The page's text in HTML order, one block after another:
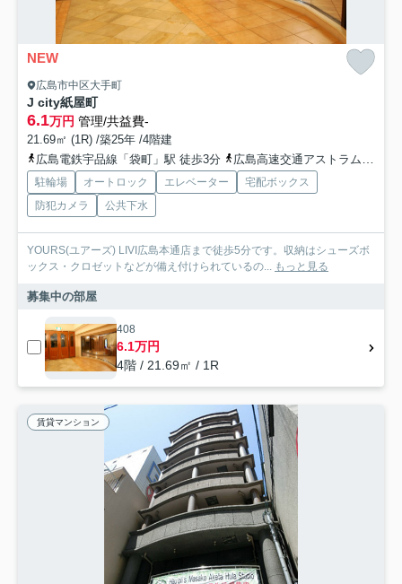
NEW
広島市中区大手町
J city紙屋町
6.1万円 管理/共益費-
21.69㎡ (1R) /築25年 /4階建
広島電鉄宇品線「袋町」駅 徒歩3分
広島高速交通アストラムライン「本通」駅 徒歩4分
駐輪場 オートロック エレベーター
宅配ボックス
防犯カメラ
公共下水
YOURS(ユアーズ) LIVI広島本通店まで徒歩5分です。収納はシューズボ
ックス・クロゼットなどが備え付けられているの... もっと見る
募集中の部屋
408
6.1万円
4階 / 21.69㎡ / 1R
賃貸マンション